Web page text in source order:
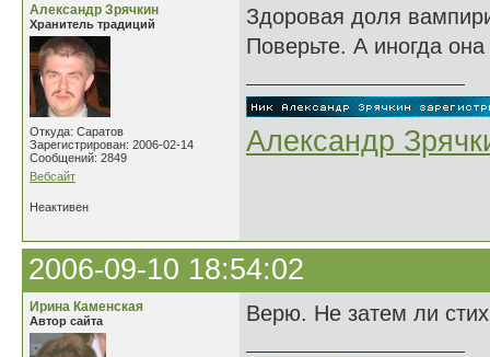
Александр Зрячкин
Хранитель традиций
Откуда: Саратов
Зарегистрирован: 2006-02-14
Сообщений: 2849
Вебсайт
Здоровая доля
Поверьте. А иногда
Александр
Неактивен
2006-09-10 18:54:02
Ирина Каменская
Автор сайта Верю. Не затем ли